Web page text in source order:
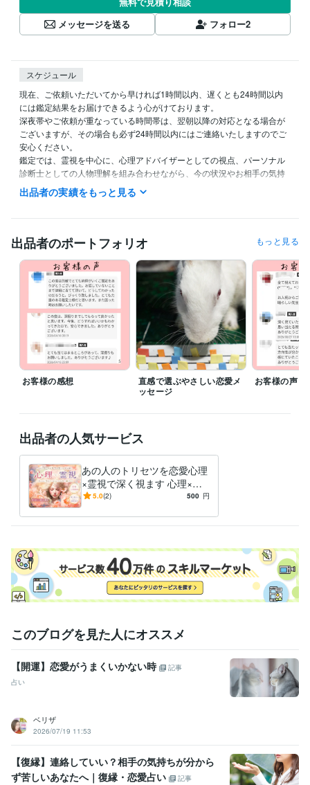
メッセージを送る
フォロー2
スケジュール
現在、ご依頼いただいてから早ければ1時間以内、遅くとも24時間以内
には鑑定結果をお届けできるよう心がけております。
深夜帯やご依頼が重なっている時間帯は、翌朝以降の対応となる場合が
ございますが、その場合も必ず24時間以内にはご連絡いたしますのでご
安心ください。
鑑定では、霊視を中心に、心理アドバイザーとしての視点、パーソナル
診断士としての人物理解を組み合わせながら、今の状況やお相手の気持
ち、関係の流れを丁寧に読み解いてまいります。
ワンコイン鑑定は、まずは全体の流れや今の状況を確認していただくた
れなどをもう一歩踏み込んで知りたい場合は、深掘り鑑定メニューもご
用意しております。
なるべくお待たせしないよう、迅速かつ丁寧に対応いたします。どうぞ
安心してご相談くださいませ。
受賞歴
心理×恋愛×霊視で読み解く、あの人の本音
出品者の実績をもっと見る
出品者のポートフォリオ もっと見る
お客様の感想
直感で選ぶやさしい恋愛メ
ッセージ
お客様の声
出品者の人気サービス
あの人のトリセツを恋愛心理
×霊視で深く視ます 心理×霊
視であの人の振り向かせ方❤
5.0(2) 500 円
このブログを見た人にオススメ
【開運】恋愛がうまくいかない時
記事
占い
ベリザ
2026/07/19 11:53
【復縁】連絡していい？相手の気持ちが分から
ず苦しいあなたへ｜復縁・恋愛占い
記事